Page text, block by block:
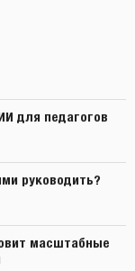
для педагогов
руководить?
масштабные